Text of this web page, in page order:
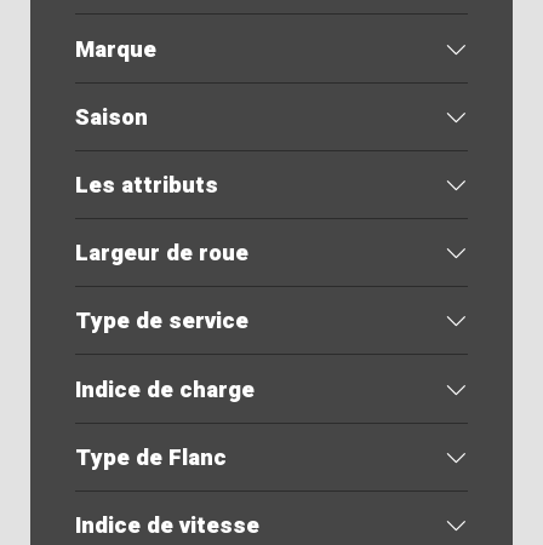
Marque
Saison
Les attributs
Largeur de roue
Type de service
Indice de charge
Type de Flanc
Indice de vitesse